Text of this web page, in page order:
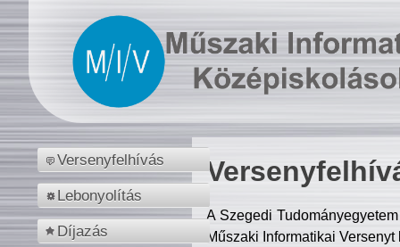
Versenyfelhívás
Lebonyolítás
Díjazás
A Szegedi
Műszaki Informatikai